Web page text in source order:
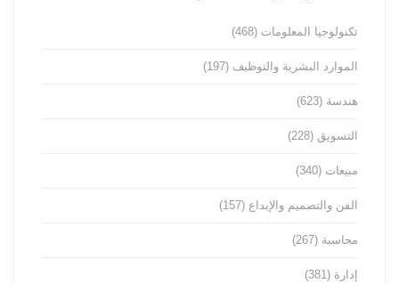
تكنولوجيا المعلومات (468)
الموارد البشرية والتوظيف (197)
هندسة (623)
التسويق (228)
مبيعات (340)
الفن والتصميم والإبداع (157)
محاسبة (267)
إدارة (381)